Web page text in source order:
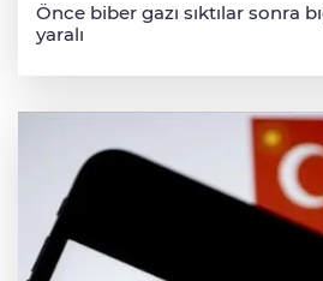
Önce biber gazı sıktılar sonra
yaralı